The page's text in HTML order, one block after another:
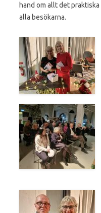
hand om allt det
alla besökarna.